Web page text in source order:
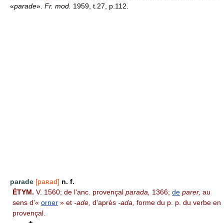
«parade». Fr. mod. 1959, t.27, p.112.
parade [paʀad] n. f.
ÉTYM. V. 1560; de l'anc. provençal parada, 1366; de parer, au
sens d'« orner » et -ade, d'après -ada, forme du p. p. du verbe en
provençal.